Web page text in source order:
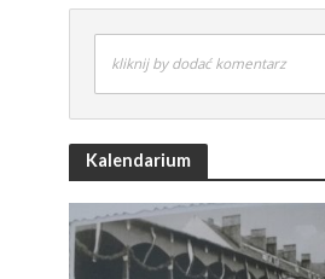
kliknij by dodać komentarz
Kalendarium